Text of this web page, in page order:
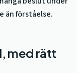
än förståelse.
med rätt